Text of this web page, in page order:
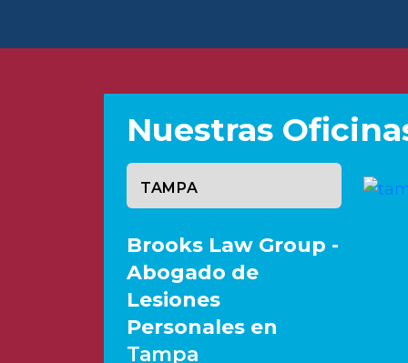
Nuestras
Brooks Law Group -
Abogado de
Lesiones
Personales en
Tampa